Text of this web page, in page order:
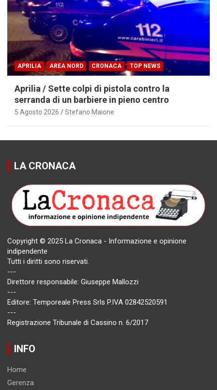
APRILIA AREA NORD CRONACA TOP NEWS
Aprilia / Sette colpi di pistola contro la
serranda di un barbiere in pieno centro
5 Agosto 2026 Stefano Maione
LA CRONACA
Copyright © 2025 La Cronaca - Informazione e opinione
indipendente
Tutti i diritti sono riservati.
---
Direttore responsabile: Giuseppe Mallozzi
---
Editore: Temporeale Press Srls P.IVA 02842520591
---
Registrazione Tribunale di Cassino n. 6/2017
INFO
Home
Gerenza